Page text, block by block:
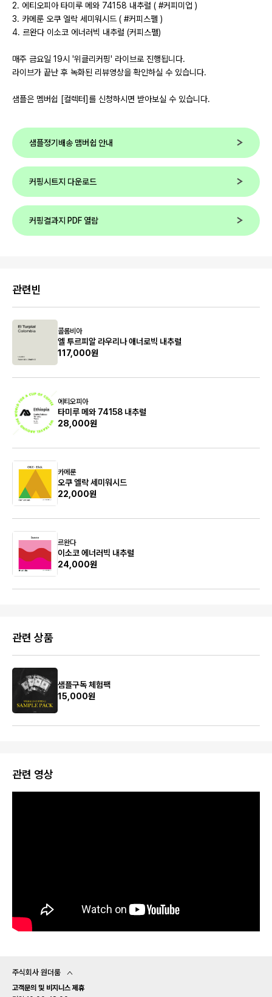
2. 에티오피아 타미루 메와 74158 내추럴 ( #커피미업 )
3. 카메룬 오쿠 엘락 세미워시드 ( #커피스펠 )
4. 르완다 이소코 에너러빅 내추럴 (커피스펠)
매주 금요일 19시 '위클리커핑' 라이브로 진행됩니다.
라이브가 끝난 후 녹화된 리뷰영상을 확인하실 수 있습니다.
샘플은 멤버쉽 [컬렉터]를 신청하시면 받아보실 수 있습니다.
샘플정기배송 맴버쉽 안내
커핑시트지 다운로드
커핑결과지 PDF 열람
관련빈
콜롬비아
엘 투르피알 라우리나 애너로빅 내추럴
117,000원
에티오피아
타미루 메와 74158 내추럴
28,000원
카메룬
오쿠 엘락 세미워시드
22,000원
르완다
이소코 에너러빅 내추럴
24,000원
관련 상품
샘플구독 체험팩
15,000원
관련 영상
주식회사 원더룸
고객문의 및 비지니스 제휴